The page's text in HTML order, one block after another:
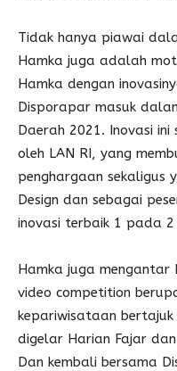
Tidak hanya piawai
Hamka juga adalah
Hamka dengan
Disporapar masuk
Daerah 2021. Inovasi
oleh LAN RI, yang
penghargaan sekaligus
Design dan sebagai
inovasi terbaik 1 pada
Hamka juga mengantar
video competition
kepariwisataan
digelar Harian Fajar
Dan kembali bersama